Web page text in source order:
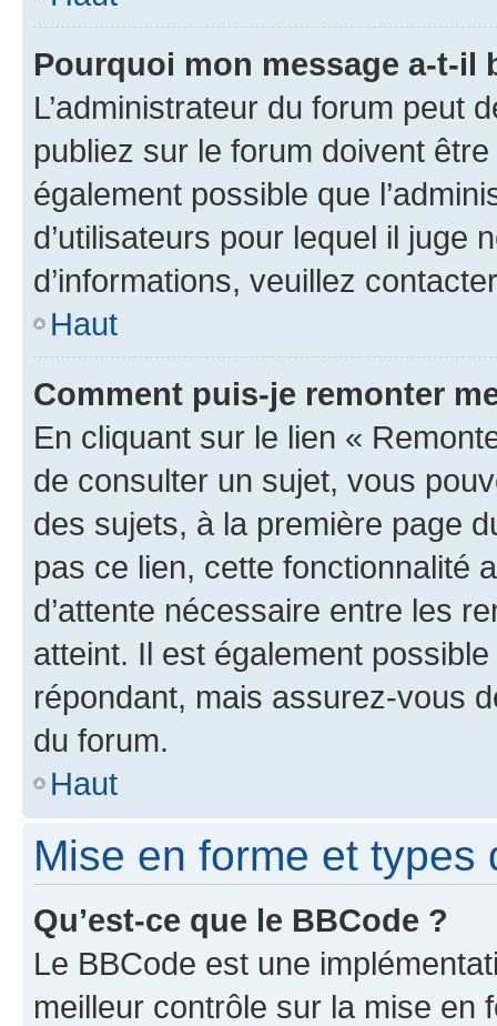
Pourquoi mon message a-t-il
L’administrateur du forum peut
publiez sur le forum doivent
également possible que
d’utilisateurs pour lequel il juge
d’informations, veuillez
Haut
Comment puis-je remonter
En cliquant sur le lien «
de consulter un sujet, vous
des sujets, à la première page
pas ce lien, cette fonctionnalité
d’attente nécessaire entre les
atteint. Il est également
répondant, mais assurez-vous
du forum.
Haut
Mise en forme et types
Qu’est-ce que le BBCode ?
Le BBCode est une
meilleur contrôle sur la mise en